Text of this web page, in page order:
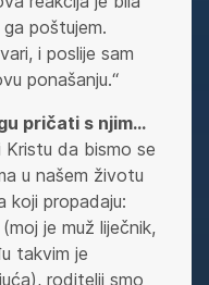
poštujem.
i poslije sam
ponašanju.“
pričati s njim…
Kristu da bismo se
u našem životu
koji propadaju:
je muž liječnik,
takvim je
roditelji smo